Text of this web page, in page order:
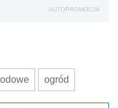
AUTOPROMOCJA
ogród